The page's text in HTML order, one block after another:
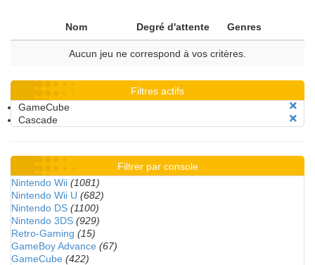
Nom Degré d'attente Genres
Aucun jeu ne correspond à vos critères.
Filtres actifs
GameCube
Cascade
Filtrer par console
Nintendo Wii (1081)
Nintendo Wii U (682)
Nintendo DS (1100)
Nintendo 3DS (929)
Retro-Gaming (15)
GameBoy Advance (67)
GameCube (422)